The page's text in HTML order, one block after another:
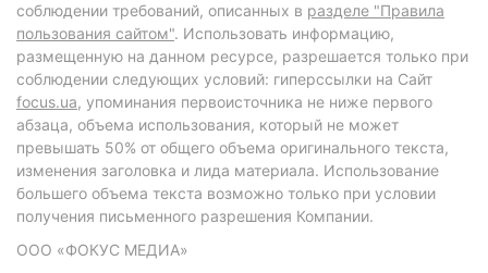
соблюдении требований, описанных в разделе "Правила
пользования сайтом". Использовать информацию,
размещенную на данном ресурсе, разрешается только при
соблюдении следующих условий: гиперссылки на Сайт
focus.ua, упоминания первоисточника не ниже первого
абзаца, объема использования, который не может
превышать 50% от общего объема оригинального текста,
изменения заголовка и лида материала. Использование
большего объема текста возможно только при условии
получения письменного разрешения Компании.
ООО «ФОКУС МЕДИА»